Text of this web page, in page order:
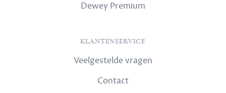
Dewey Premium
KLANTENSERVICE
Veelgestelde vragen
Contact